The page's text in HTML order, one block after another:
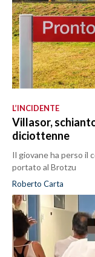
L’INCIDENTE
Villasor,
diciottenne
Il giovane ha perso il
portato al Brotzu
Roberto Carta